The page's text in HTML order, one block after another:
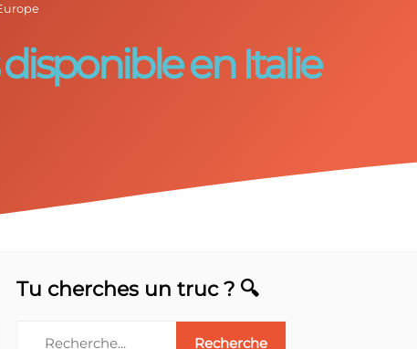
en Italie
Tu cherches un truc ? 🔍